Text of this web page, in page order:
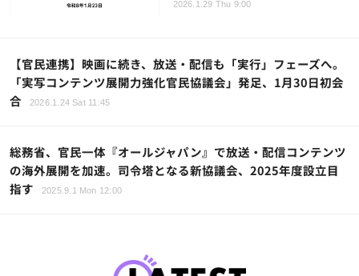
2026.1.29 Thu 9:00
【官民連携】映画に続き、放送・配信も「実行」フェーズへ。
「実写コンテンツ展開力強化官民協議会」発足、1月30日初会
合
2026.1.24 Sat 11:45
総務省、官民一体『オールジャパン』で放送・配信コンテンツ
の海外展開を加速。司令塔となる新協議会、2025年度設立目
指す
2025.9.1 Mon 12:00